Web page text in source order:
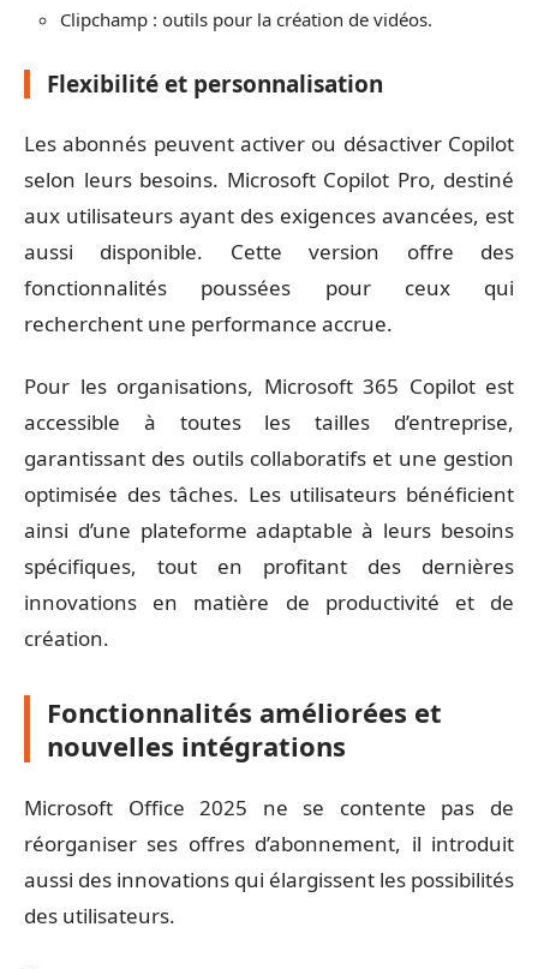
Clipchamp : outils pour la création de vidéos.
Flexibilité et personnalisation
Les abonnés peuvent activer ou désactiver Copilot
selon leurs besoins. Microsoft Copilot Pro, destiné
aux utilisateurs ayant des exigences avancées, est
aussi disponible. Cette version offre des
fonctionnalités poussées pour ceux qui
recherchent une performance accrue.
Pour les organisations, Microsoft 365 Copilot est
accessible à toutes les tailles d’entreprise,
garantissant des outils collaboratifs et une gestion
optimisée des tâches. Les utilisateurs bénéficient
ainsi d’une plateforme adaptable à leurs besoins
spécifiques, tout en profitant des dernières
innovations en matière de productivité et de
création.
Fonctionnalités améliorées et
nouvelles intégrations
Microsoft Office 2025 ne se contente pas de
réorganiser ses offres d’abonnement, il introduit
aussi des innovations qui élargissent les possibilités
des utilisateurs.